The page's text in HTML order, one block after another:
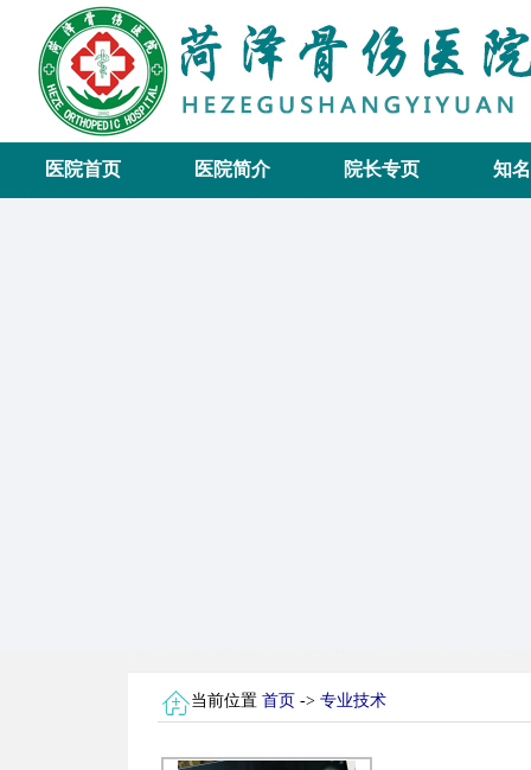
医院首页 医院简介 院长专页 知
当前位置 首页 -> 专业技术